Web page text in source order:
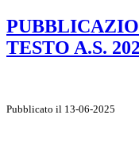
TESTO A.S.
Pubblicato il 13-06-2025